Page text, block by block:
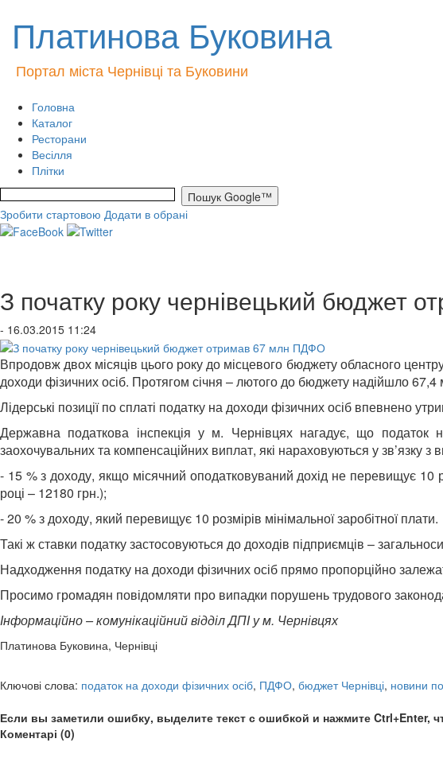
Платинова Буковина
Портал міста Чернівці та Буковини
Головна
Каталог
Ресторани
Весілля
Плітки
Зробити стартовою Додати в обрані
З початку року чернівецький бюджет
- 16.03.2015 11:24
Впродовж двох місяців цього року до місцевого бюджету обласного
доходи фізичних осіб. Протягом січня – лютого до бюджету надійшло
Лідерські позиції по сплаті податку на доходи фізичних осіб впевнено
Державна податкова інспекція у м. Чернівцях нагадує, що
заохочувальних та компенсаційних виплат, які нараховуються у зв’язку
- 15 % з доходу, якщо місячний оподатковуваний дохід не перевищує 10
році – 12180 грн.);
- 20 % з доходу, який перевищує 10 розмірів мінімальної заробітної плати.
Такі ж ставки податку застосовуються до доходів підприємців –
Надходження податку на доходи фізичних осіб прямо пропорційно
Просимо громадян повідомляти про випадки порушень трудового
Інформаційно – комунікаційний відділ ДПІ у м. Чернівцях
Платинова Буковина, Чернівці
Ключові слова: податок на доходи фізичних осіб, ПДФО, бюджет Чернівці, новини
Если вы заметили ошибку, выделите текст с ошибкой и нажмите Ctrl+Enter,
Коментарі (0)